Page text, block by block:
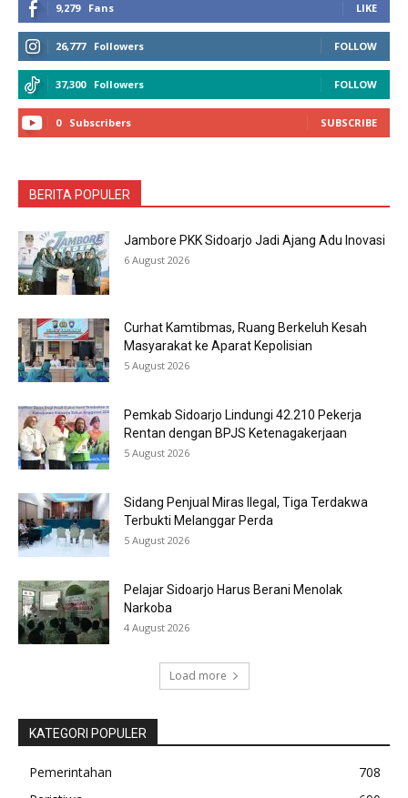
9,279 Fans LIKE
26,777 Followers FOLLOW
37,300 Followers FOLLOW
0 Subscribers SUBSCRIBE
BERITA POPULER
Jambore PKK Sidoarjo Jadi Ajang Adu Inovasi
6 August 2026
Curhat Kamtibmas, Ruang Berkeluh Kesah
Masyarakat ke Aparat Kepolisian
5 August 2026
Pemkab Sidoarjo Lindungi 42.210 Pekerja
Rentan dengan BPJS Ketenagakerjaan
5 August 2026
Sidang Penjual Miras Ilegal, Tiga Terdakwa
Terbukti Melanggar Perda
5 August 2026
Pelajar Sidoarjo Harus Berani Menolak
Narkoba
4 August 2026
Load more
KATEGORI POPULER
Pemerintahan
708